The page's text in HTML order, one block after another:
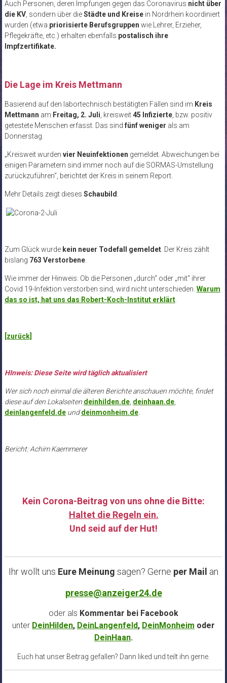
Auch Personen, deren Impfungen gegen das Coronavirus nicht über
die KV, sondern über dieStädte und Kreisein Nordrhein koordiniert
wurden (etwa priorisierte Berufsgruppen wie Lehrer, Erzieher,
Pflegekräfte, etc.) erhalten ebenfalls postalisch ihre
Impfzertifikate.
Die Lage im Kreis Mettmann
Basierend auf den labortechnisch bestätigten Fällen sind im Kreis
Mettmann am Freitag, 2. Juli , kreisweit45 Infizierte, bzw. positiv
getestete Menschen erfasst. Das sind fünf weniger als am
Donnerstag.
„Kreisweit wurden vier Neuinfektionen gemeldet. Abweichungen bei
einigen Parametern sind immer noch auf die SORMAS-Umstellung
zurückzuführen“, berichtet der Kreis in seinem Report.
Mehr Details zeigt dieses Schaubild :
Zum Glück wurdekein neuer Todefall gemeldet. Der Kreis zählt
bislang 763 Verstorbene.
Wie immer der Hinweis: Ob die Personen „durch“ oder „mit“ ihrer
Covid 19-Infektion verstorben sind, wird nicht unterschieden. Warum
das so ist, hat uns das Robert-Koch-Institut erklärt.
[zurück]
HInweis: Diese Seite wird täglich aktualisiert
Wer sich noch einmal die älteren Berichte anschauen möchte, findet
diese auf den Lokalseiten deinhilden.de, deinhaan.de,
deinlangenfeld.deunddeinmonheim.de.
Bericht: Achim Kaemmerer
Kein Corona-Beitrag von uns ohne die Bitte:
Haltet die Regeln ein.
Und seid auf der Hut!
Ihr wollt uns Eure Meinung sagen? Gerne per Mail an
presse@anzeiger24.de
oder als Kommentar bei Facebook
unter DeinHilden, DeinLangenfeld, DeinMonheim oder
DeinHaan.
Euch hat unser Beitrag gefallen? Dann liked und teilt ihn gerne.